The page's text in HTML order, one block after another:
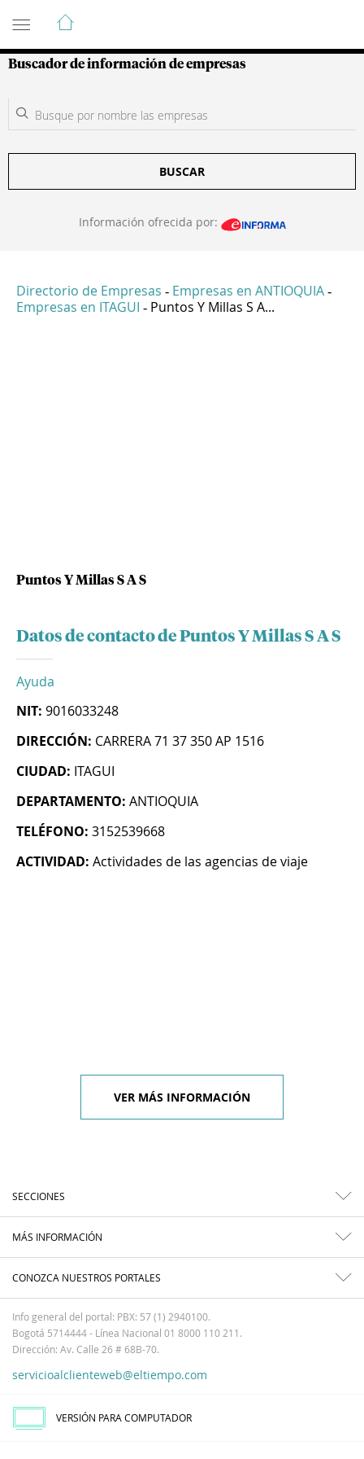
Guía de Empresas Colombianas
Buscador de información de empresas
BUSCAR
Información ofrecida por:
Directorio de Empresas - Empresas en ANTIOQUIA -
Empresas en ITAGUI - Puntos Y Millas S A...
Puntos Y Millas S A S
Datos de contacto de Puntos Y Millas S A S
Ayuda
NIT: 9016033248
DIRECCIÓN: CARRERA 71 37 350 AP 1516
CIUDAD: ITAGUI
DEPARTAMENTO: ANTIOQUIA
TELÉFONO: 3152539668
ACTIVIDAD: Actividades de las agencias de viaje
VER MÁS INFORMACIÓN
SECCIONES
MÁS INFORMACIÓN
CONOZCA NUESTROS PORTALES
Info general del portal: PBX: 57 (1) 2940100.
Bogotá 5714444 - Línea Nacional 01 8000 110 211.
Dirección: Av. Calle 26 # 68B-70.
servicioalclienteweb@eltiempo.com
VERSIÓN PARA COMPUTADOR